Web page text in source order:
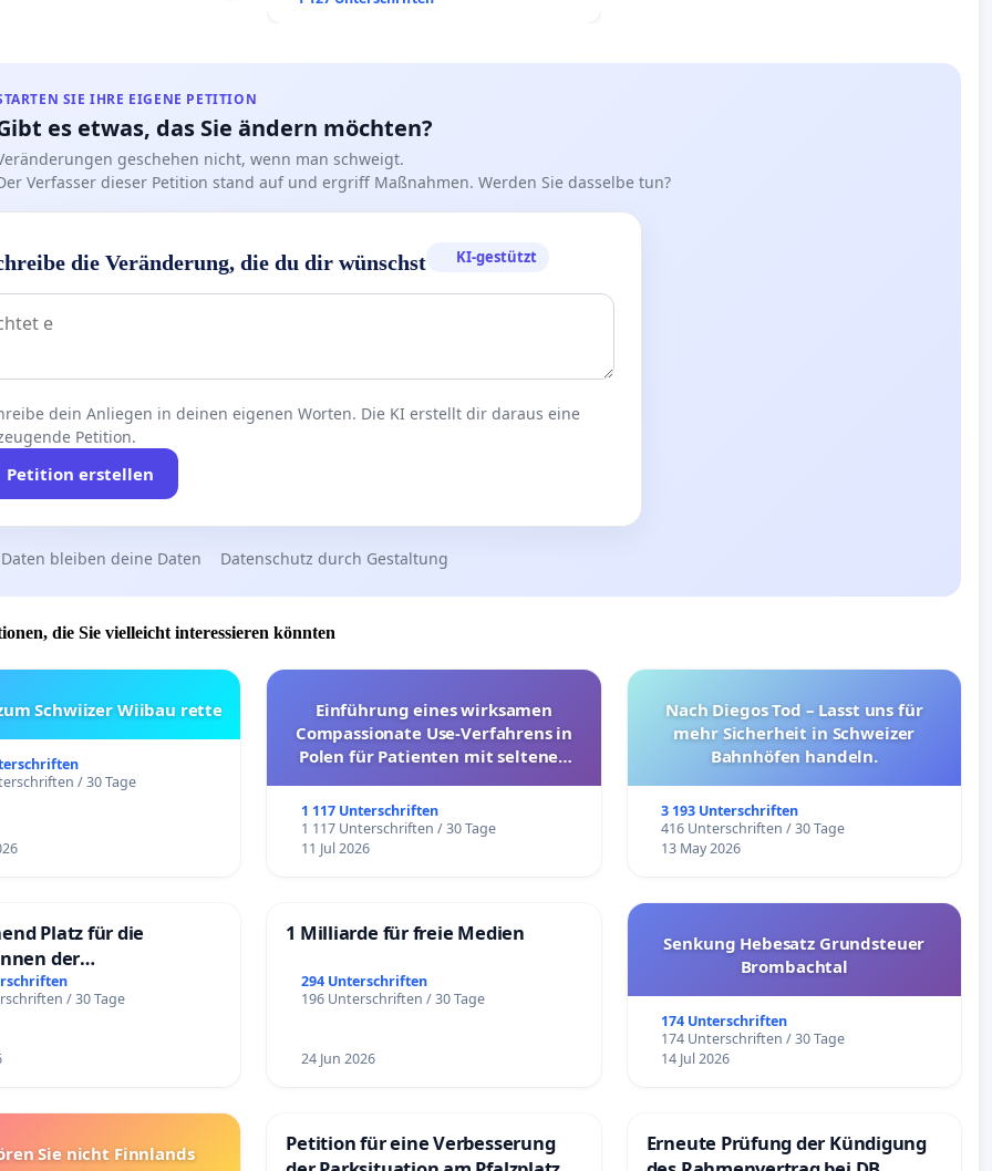
SIE IHRE EIGENE PETITION
es etwas, das Sie ändern möchten?
geschehen nicht, wenn man schweigt.
Verfasser dieser Petition stand auf und ergriff Maßnahmen. Werden Sie dasselbe tun?
die Veränderung, die du dir wünschst KI-gestützt
dein Anliegen in deinen eigenen Worten. Die KI erstellt dir daraus eine
Petition.
Petition erstellen
bleiben deine Daten Datenschutz durch Gestaltung
die Sie vielleicht interessieren könnten
Schwiizer Wiibau rette
/ 30 Tage
Einführung eines wirksamen
Compassionate Use-Verfahrens in
Polen für Patienten mit seltenen
1 117 Unterschriften
1 117 Unterschriften / 30 Tage
11 Jul 2026
Nach Diegos Tod – Lasst uns für
mehr Sicherheit in Schweizer
Bahnhöfen handeln.
3 193 Unterschriften
416 Unterschriften / 30 Tage
13 May 2026
Platz für die
der
/ 30 Tage
1 Milliarde für freie Medien
294 Unterschriften
196 Unterschriften / 30 Tage
24 Jun 2026
Senkung Hebesatz Grundsteuer
Brombachtal
174 Unterschriften
174 Unterschriften / 30 Tage
14 Jul 2026
Sie nicht Finnlands
Petition für eine Verbesserung
Erneute Prüfung der Kündigung